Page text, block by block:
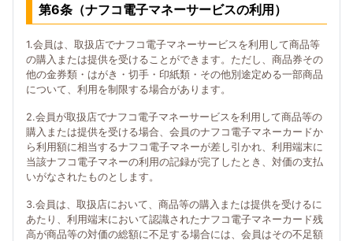
第6条（ナフコ電子マネーサービスの利用）
1.会員は、取扱店でナフコ電子マネーサービスを利用して商品等
の購入または提供を受けることができます。ただし、商品券その
他の金券類・はがき・切手・印紙類・その他別途定める一部商品
について、利用を制限する場合があります。
2.会員が取扱店でナフコ電子マネーサービスを利用して商品等の
購入または提供を受ける場合、会員のナフコ電子マネーカードか
ら利用額に相当するナフコ電子マネーが差し引かれ、利用端末に
当該ナフコ電子マネーの利用の記録が完了したとき、対価の支払
いがなされたものとします。
3.会員は、取扱店において、商品等の購入または提供を受けるに
あたり、利用端末において認識されたナフコ電子マネーカード残
高が商品等の対価の総額に不足する場合には、会員はその不足額